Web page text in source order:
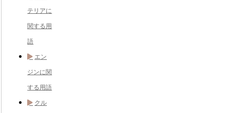
テリアに
関する用
語
エン
ジンに関
する用語
クル